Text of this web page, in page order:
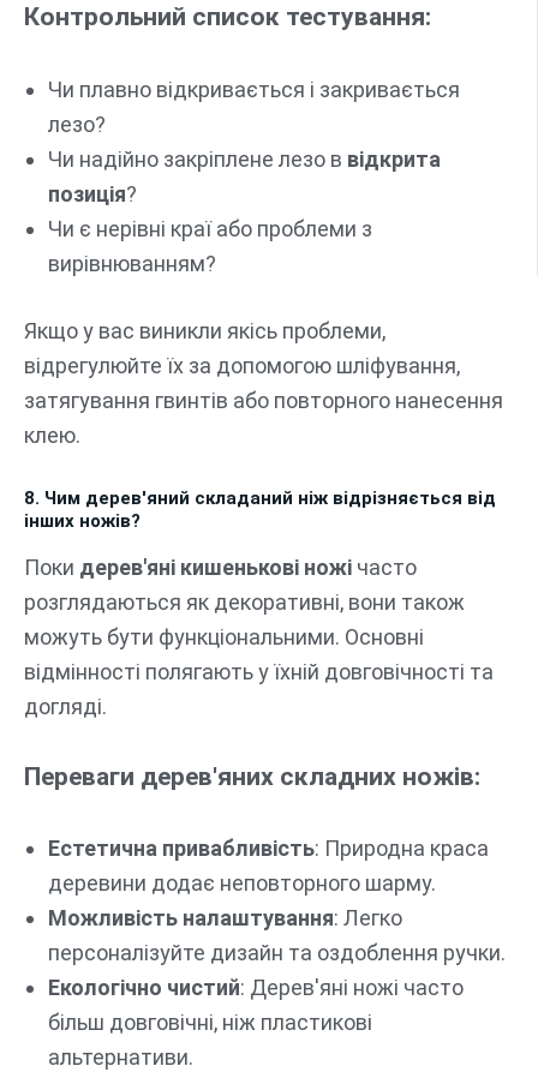
Контрольний список тестування:
Чи плавно відкривається і закривається
лезо?
Чи надійно закріплене лезо в відкрита
позиція?
Чи є нерівні краї або проблеми з
вирівнюванням?
Якщо у вас виникли якісь проблеми,
відрегулюйте їх за допомогою шліфування,
затягування гвинтів або повторного нанесення
клею.
8. Чим дерев'яний складаний ніж відрізняється від
інших ножів?
Поки дерев'яні кишенькові ножі часто
розглядаються як декоративні, вони також
можуть бути функціональними. Основні
відмінності полягають у їхній довговічності та
догляді.
Переваги дерев'яних складних ножів:
Естетична привабливість: Природна краса
деревини додає неповторного шарму.
Можливість налаштування: Легко
персоналізуйте дизайн та оздоблення ручки.
Екологічно чистий: Дерев'яні ножі часто
більш довговічні, ніж пластикові
альтернативи.